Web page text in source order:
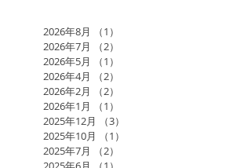
2026年8月 （1）
2026年7月
（2）
2026年5月
（1）
2026年4月
（2）
2026年2月
（2）
2026年1月
（1）
2025年12月
（3）
2025年10月
（1）
2025年7月
（2）